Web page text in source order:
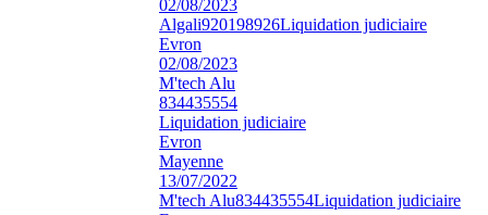
02/08/2023
Algali920198926Liquidation judiciaire
Evron
02/08/2023
M'tech Alu
834435554
Liquidation judiciaire
Evron
Mayenne
13/07/2022
M'tech Alu834435554Liquidation judiciaire